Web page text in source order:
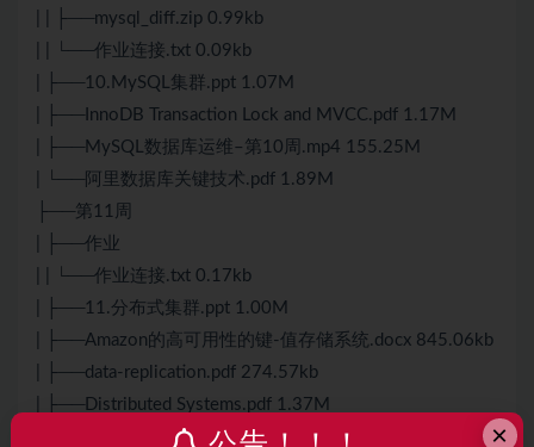
| | ├──mysql_diff.zip 0.99kb
| | └──作业连接.txt 0.09kb
| ├──10.MySQL集群.ppt 1.07M
| ├──InnoDB Transaction Lock and MVCC.pdf 1.17M
| ├──MySQL数据库运维–第10周.mp4 155.25M
| └──阿里数据库关键技术.pdf 1.89M
├──第11周
| ├──作业
| | └──作业连接.txt 0.17kb
| ├──11.分布式集群.ppt 1.00M
| ├──Amazon的高可用性的键-值存储系统.docx 845.06kb
| ├──data-replication.pdf 274.57kb
| ├──Distributed Systems.pdf 1.37M
| ├──Dynamo- Amazons Highly Available Key-value Store ×